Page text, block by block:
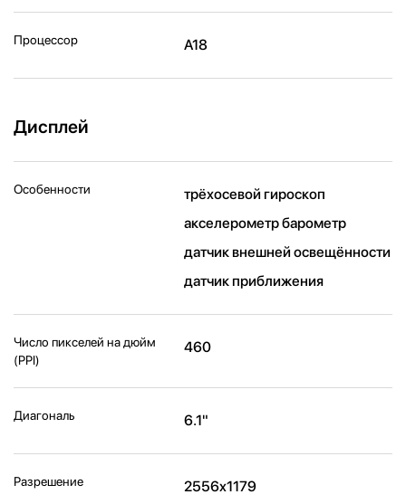
Процессор A18
Дисплей
Особенности
трёхосевой гироскоп
акселерометр барометр
датчик внешней освещённости
датчик приближения
Число пикселей на дюйм
(PPI)
460
Диагональ 6.1"
Разрешение 2556x1179